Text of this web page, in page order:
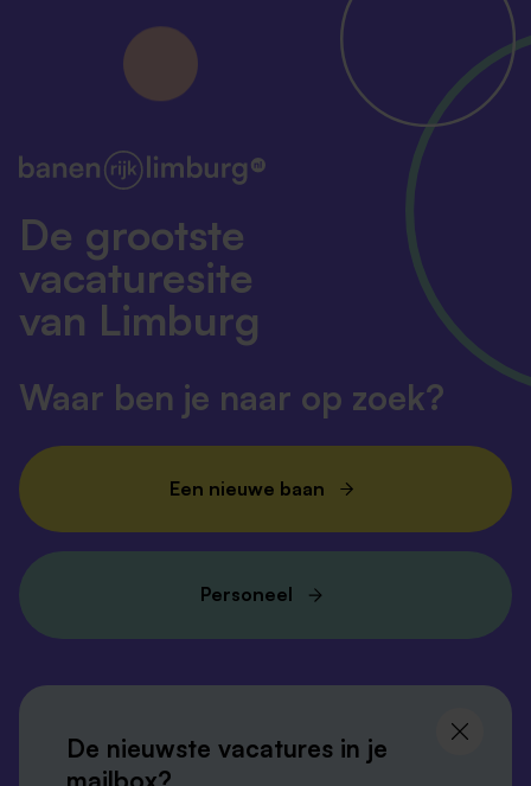
De grootste
vacaturesite
van Limburg
Waar ben je naar op zoek?
Een nieuwe baan
Personeel
blijf op de hoogte
De nieuwste vacatures in je